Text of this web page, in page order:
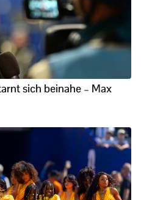
sich beinahe – Max